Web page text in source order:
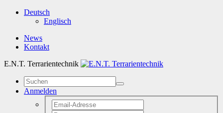
Deutsch
Englisch
News
Kontakt
E.N.T. Terrarientechnik
Anmelden